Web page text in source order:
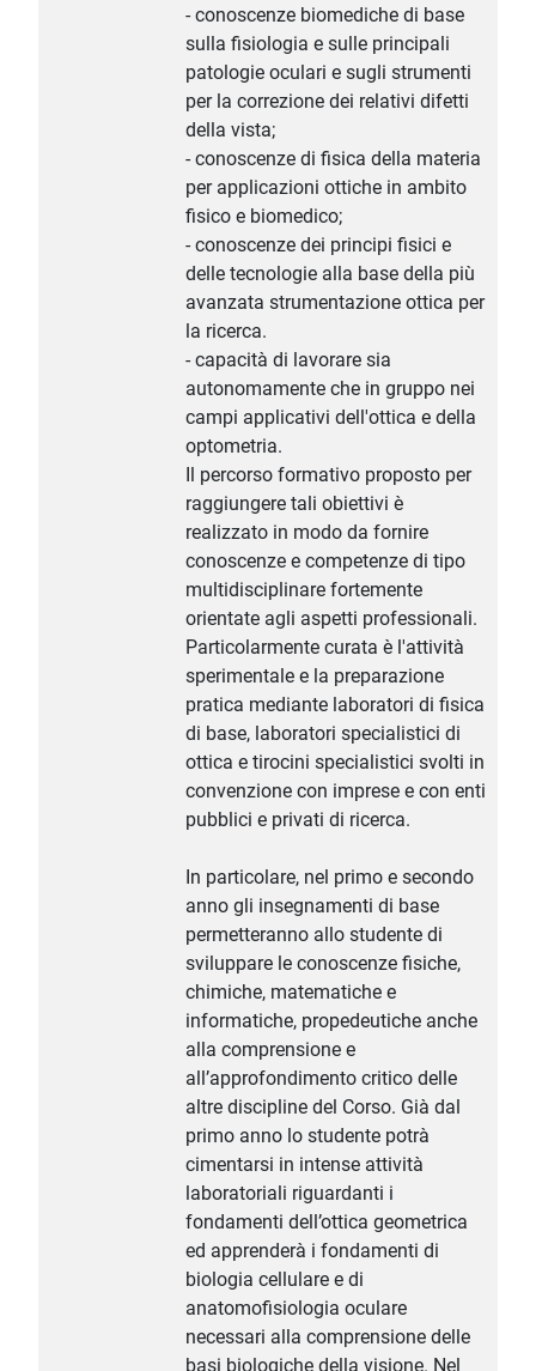
- conoscenze biomediche di base
sulla fisiologia e sulle principali
patologie oculari e sugli strumenti
per la correzione dei relativi difetti
della vista;
- conoscenze di fisica della materia
per applicazioni ottiche in ambito
fisico e biomedico;
- conoscenze dei principi fisici e
delle tecnologie alla base della più
avanzata strumentazione ottica per
la ricerca.
- capacità di lavorare sia
autonomamente che in gruppo nei
campi applicativi dell'ottica e della
optometria.
Il percorso formativo proposto per
raggiungere tali obiettivi è
realizzato in modo da fornire
conoscenze e competenze di tipo
multidisciplinare fortemente
orientate agli aspetti professionali.
Particolarmente curata è l'attività
sperimentale e la preparazione
pratica mediante laboratori di fisica
di base, laboratori specialistici di
ottica e tirocini specialistici svolti in
convenzione con imprese e con enti
pubblici e privati di ricerca.
In particolare, nel primo e secondo
anno gli insegnamenti di base
permetteranno allo studente di
sviluppare le conoscenze fisiche,
chimiche, matematiche e
informatiche, propedeutiche anche
alla comprensione e
all’approfondimento critico delle
altre discipline del Corso. Già dal
primo anno lo studente potrà
cimentarsi in intense attività
laboratoriali riguardanti i
fondamenti dell’ottica geometrica
ed apprenderà i fondamenti di
biologia cellulare e di
anatomofisiologia oculare
necessari alla comprensione delle
basi biologiche della visione. Nel